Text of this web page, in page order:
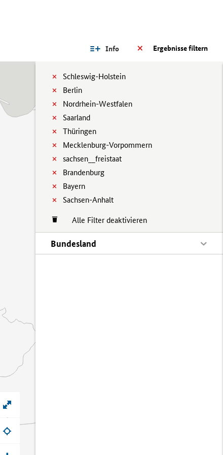
Ergebnisse filtern
Info
Schleswig-Holstein
Berlin
Nordrhein-Westfalen
Saarland
Thüringen
Mecklenburg-Vorpommern
sachsen__freistaat
Brandenburg
Bayern
Sachsen-Anhalt
Alle Filter deaktivieren
Bundesland